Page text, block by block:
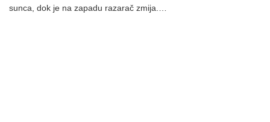
sunca, dok je na zapadu razarač zmija.…